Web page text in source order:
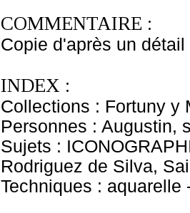
COMMENTAIRE :
Copie d'après un
INDEX :
Collections : Fortuny y
Personnes : Augustin,
Sujets :
Rodriguez de Silva,
Techniques : aquarelle